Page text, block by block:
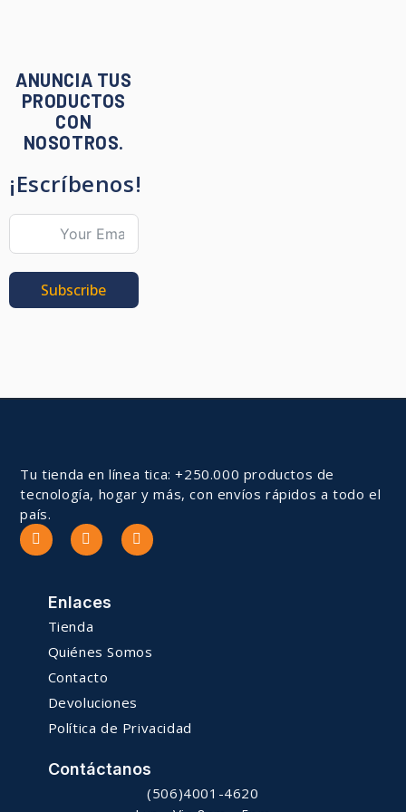
ANUNCIA TUS
PRODUCTOS
CON
NOSOTROS.
¡Escríbenos!
Subscribe
Tu tienda en línea tica: +250.000 productos de
tecnología, hogar y más, con envíos rápidos a todo el
país.
Enlaces
Tienda
Quiénes Somos
Contacto
Devoluciones
Política de Privacidad
Contáctanos
(506)4001-4620